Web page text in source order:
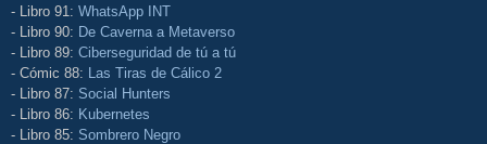
- Libro 91: WhatsApp INT
- Libro 90: De Caverna a Metaverso
- Libro 89: Ciberseguridad de tú a tú
- Cómic 88: Las Tiras de Cálico 2
- Libro 87: Social Hunters
- Libro 86: Kubernetes
- Libro 85: Sombrero Negro